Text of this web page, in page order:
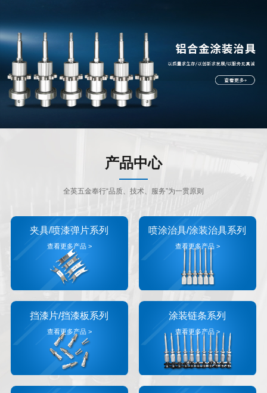
产品中心
全英五金奉行“品质、技术、服务”为一贯原则
夹具/喷漆弹片系列
查看更多产品 >
喷涂治具/涂装治具系列
查看更多产品 >
挡漆片/挡漆板系列
查看更多产品 >
涂装链条系列
查看更多产品 >